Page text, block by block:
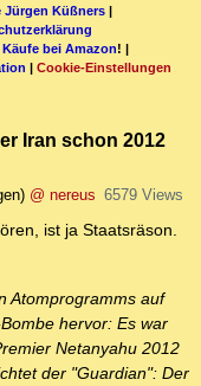
Jürgen Küßners |
Käufe bei Amazon! |
| Cookie-Einstellungen
Iran schon 2012
@ nereus 6579 Views
ist ja Staatsräson.
Atomprogramms auf
hervor: Es war
Netanyahu 2012
der "Guardian": Der